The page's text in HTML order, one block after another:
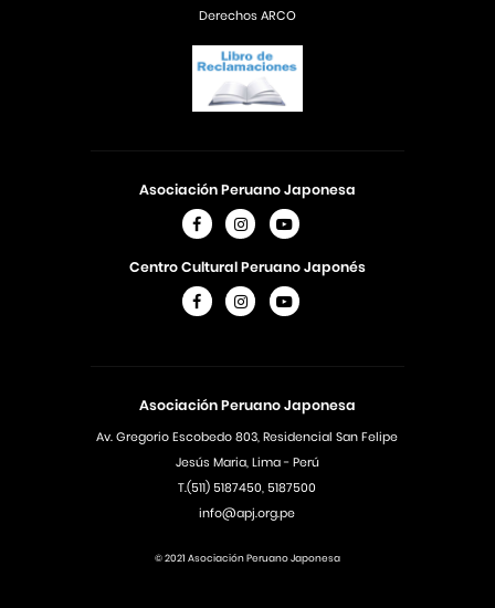
Asociación Peruano Japonesa
Av. Gregorio Escobedo 803, Residencial San Felipe
Jesús Maria, Lima - Perú
T.(511) 5187450, 5187500
info@apj.org.pe
Asociación Peruano Japonesa
Centro Cultural Peruano Japonés
Derechos ARCO
© 2021 Asociación Peruano Japonesa